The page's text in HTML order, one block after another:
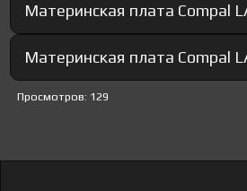
Материнская плата Compal
Материнская плата Compal
Просмотров: 129